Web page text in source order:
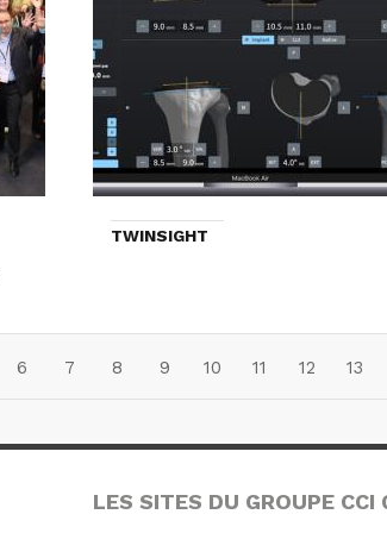
TWINSIGHT
6 7 8 9 10 11 12 13
LES SITES DU GROUPE CCI